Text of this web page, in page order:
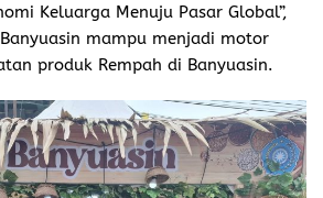
Keluarga Menuju Pasar Global”,
mampu menjadi motor
produk Rempah di Banyuasin.